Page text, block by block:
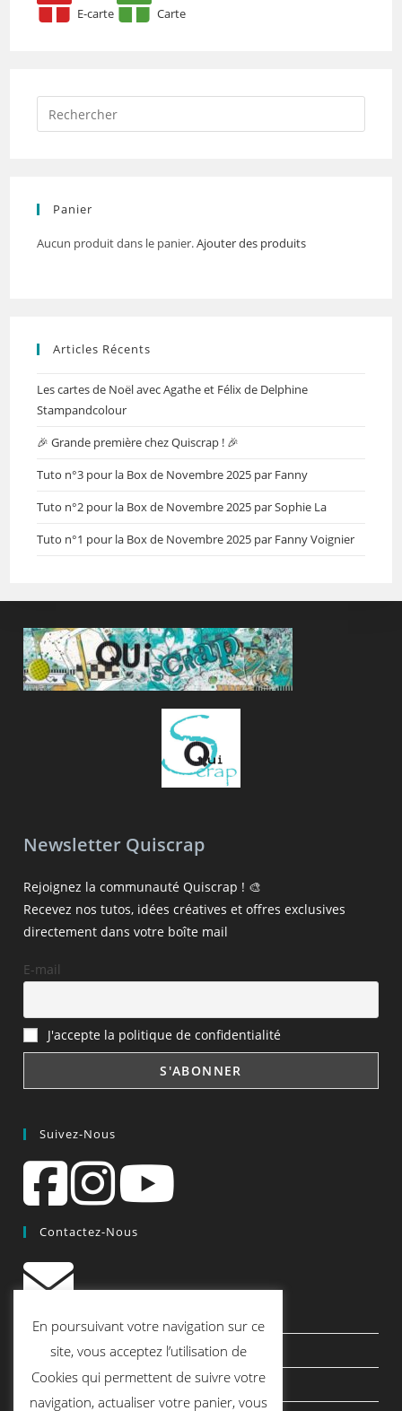
E-carte Carte
Panier
Aucun produit dans le panier.Ajouter des produits
Articles Récents
Les cartes de Noël avec Agathe et Félix de Delphine
Stampandcolour
🎉 Grande première chez Quiscrap ! 🎉
Tuto n°3 pour la Box de Novembre 2025 par Fanny
Tuto n°2 pour la Box de Novembre 2025 par Sophie La
Tuto n°1 pour la Box de Novembre 2025 par Fanny Voignier
Newsletter Quiscrap
Rejoignez la communauté Quiscrap ! 🎨
Recevez nos tutos, idées créatives et offres exclusives
directement dans votre boîte mail
E-mail
J'accepte la politique de confidentialité
Suivez-Nous
Contactez-Nous
contact@quiscrap.fr
Les Fiches Techniques et les Tutos
Le Blog
En poursuivant votre navigation sur ce
site, vous acceptez l’utilisation de
Cookies qui permettent de suivre votre
navigation, actualiser votre panier, vous